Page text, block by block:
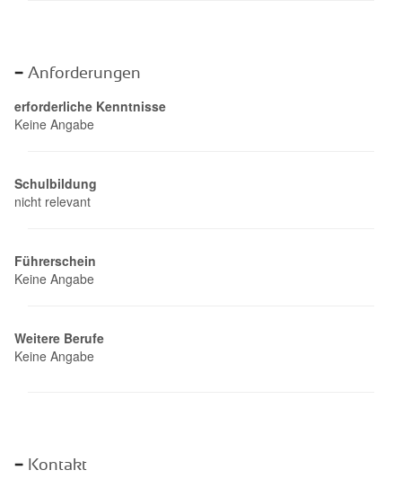
Anforderungen
erforderliche Kenntnisse
Keine Angabe
Schulbildung
nicht relevant
Führerschein
Keine Angabe
Weitere Berufe
Keine Angabe
Kontakt